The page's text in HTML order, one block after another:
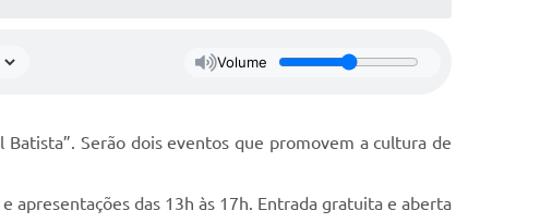
Volume
Serão dois eventos que promovem a cultura de
apresentações das 13h às 17h. Entrada gratuita e aberta